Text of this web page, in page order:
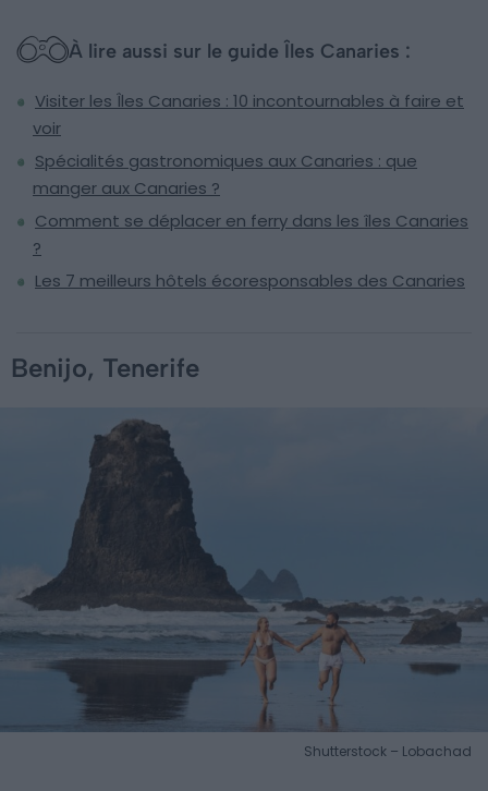
À lire aussi sur le guide Îles Canaries :
Visiter les Îles Canaries : 10 incontournables à faire et
voir
Spécialités gastronomiques aux Canaries : que
manger aux Canaries ?
Comment se déplacer en ferry dans les îles Canaries
?
Les 7 meilleurs hôtels écoresponsables des Canaries
Benijo, Tenerife
Shutterstock – Lobachad